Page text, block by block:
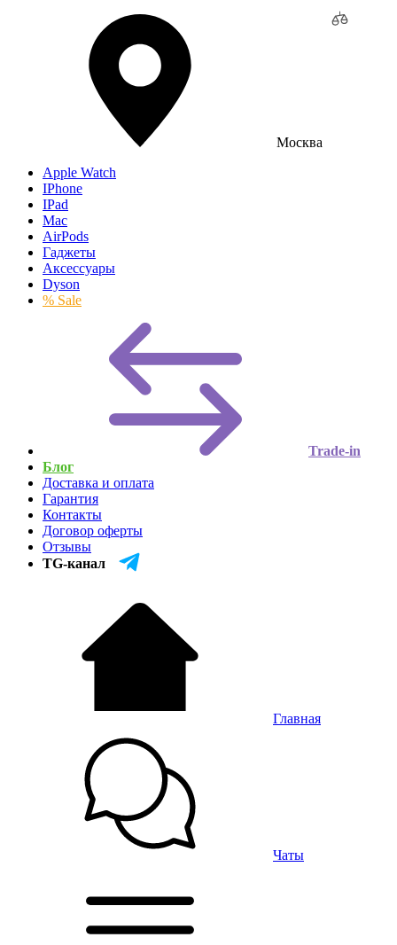
Москва
Apple Watch
IPhone
IPad
Mac
AirPods
Гаджеты
Аксессуары
Dyson
% Sale
Trade-in
Блог
Доставка и оплата
Гарантия
Контакты
Договор оферты
Отзывы
TG-канал
Главная
Чаты